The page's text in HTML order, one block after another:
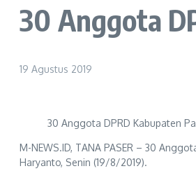
30 Anggota
19 Agustus 2019
30 Anggota DPRD Kabupaten
M-NEWS.ID, TANA PASER – 30
Haryanto, Senin (19/8/2019).